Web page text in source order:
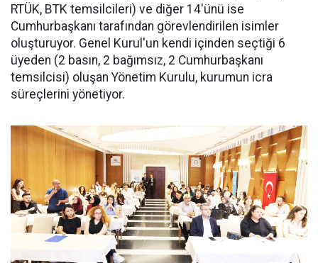
RTÜK, BTK temsilcileri) ve diğer 14'ünü ise
Cumhurbaşkanı tarafından görevlendirilen isimler
oluşturuyor. Genel Kurul'un kendi içinden seçtiği 6
üyeden (2 basın, 2 bağımsız, 2 Cumhurbaşkanı
temsilcisi) oluşan Yönetim Kurulu, kurumun icra
süreçlerini yönetiyor.